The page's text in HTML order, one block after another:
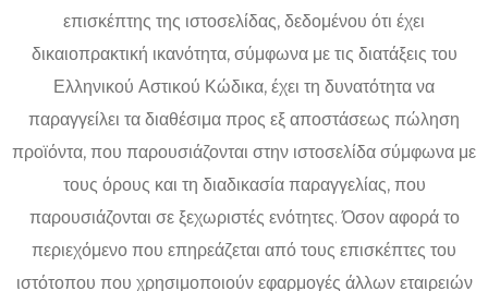
επισκέπτης της ιστοσελίδας, δεδομένου ότι έχει
δικαιοπρακτική ικανότητα, σύμφωνα με τις διατάξεις του
Ελληνικού Αστικού Κώδικα, έχει τη δυνατότητα να
παραγγείλει τα διαθέσιμα προς εξ αποστάσεως πώληση
προϊόντα, που παρουσιάζονται στην ιστοσελίδα σύμφωνα με
τους όρους και τη διαδικασία παραγγελίας, που
παρουσιάζονται σε ξεχωριστές ενότητες. Όσον αφορά το
περιεχόμενο που επηρεάζεται από τους επισκέπτες του
ιστότοπου που χρησιμοποιούν εφαρμογές άλλων εταιρειών